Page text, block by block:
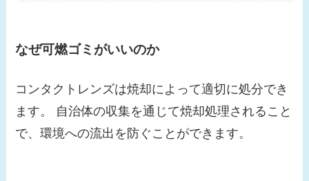
なぜ可燃ゴミがいいのか
コンタクトレンズは焼却によって適切に処分でき
ます。 自治体の収集を通じて焼却処理されること
で、環境への流出を防ぐことができます。